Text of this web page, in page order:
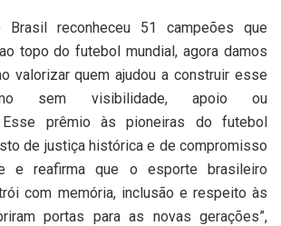
reconheceu 51 campeões que
topo do futebol mundial, agora damos
valorizar quem ajudou a construir esse
sem visibilidade, apoio ou
Esse prêmio às pioneiras do futebol
de justiça histórica e de compromisso
e reafirma que o esporte brasileiro
com memória, inclusão e respeito às
portas para as novas gerações”,